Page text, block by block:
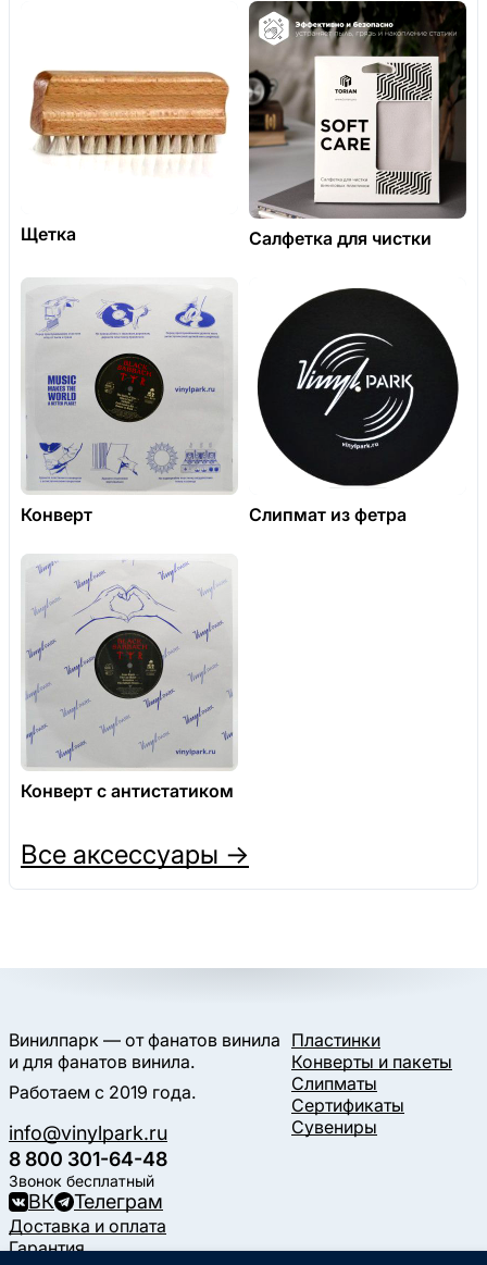
Щетка Салфетка для чистки
Конверт Слипмат из фетра
Конверт с антистатиком
Все аксессуары →
Винилпарк — от фанатов винила
и для фанатов винила.
Работаем с 2019 года.
info@vinylpark.ru
8 800 301-64-48
Звонок бесплатный
ВК Телеграм
Пластинки
Конверты и пакеты
Слипматы
Сертификаты
Сувениры
Доставка и оплата
Гарантия